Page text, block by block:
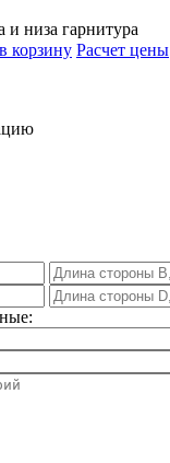
и низа гарнитура
корзину Расчет цены